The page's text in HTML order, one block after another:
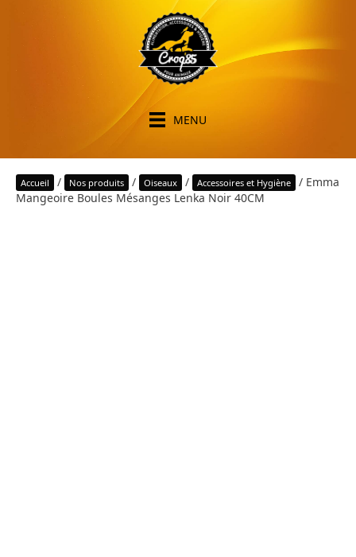
MENU
Accueil / Nos produits / Oiseaux / Accessoires et Hygiène
/ Emma
Mangeoire Boules Mésanges Lenka Noir 40CM